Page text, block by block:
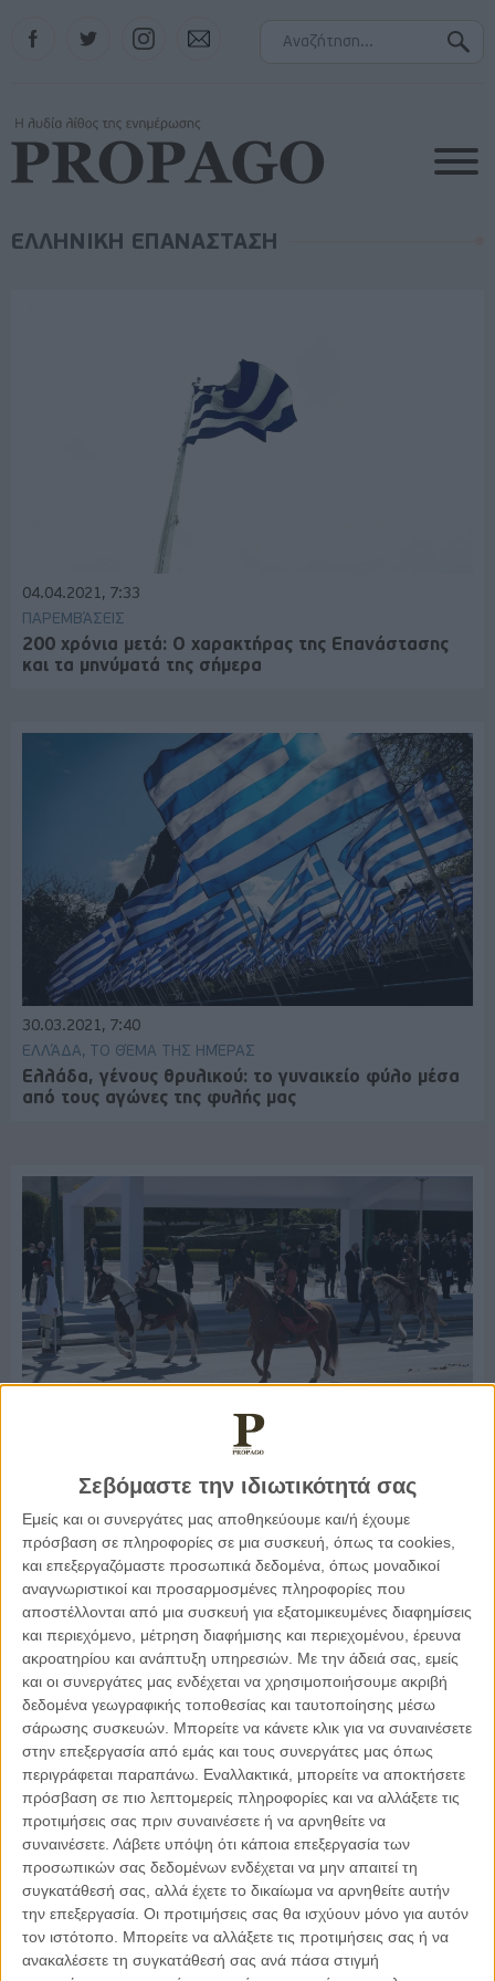
Σεβόμαστε την ιδιωτικότητά σας
Εμείς και οι συνεργάτες μας αποθηκεύουμε και/ή έχουμε
πρόσβαση σε πληροφορίες σε μια συσκευή, όπως τα cookies,
και επεξεργαζόμαστε προσωπικά δεδομένα, όπως μοναδικοί
αναγνωριστικοί και προσαρμοσμένες πληροφορίες που
αποστέλλονται από μια συσκευή για εξατομικευμένες διαφημίσεις
και περιεχόμενο, μέτρηση διαφήμισης και περιεχομένου, έρευνα
ακροατηρίου και ανάπτυξη υπηρεσιών. Με την άδειά σας, εμείς
και οι συνεργάτες μας ενδέχεται να χρησιμοποιήσουμε ακριβή
δεδομένα γεωγραφικής τοποθεσίας και ταυτοποίησης μέσω
σάρωσης συσκευών. Μπορείτε να κάνετε κλικ για να συναινέσετε
στην επεξεργασία από εμάς και τους συνεργάτες μας όπως
περιγράφεται παραπάνω. Εναλλακτικά, μπορείτε να αποκτήσετε
πρόσβαση σε πιο λεπτομερείς πληροφορίες και να αλλάξετε τις
προτιμήσεις σας πριν συναινέσετε ή να αρνηθείτε να
συναινέσετε. Λάβετε υπόψη ότι κάποια επεξεργασία των
προσωπικών σας δεδομένων ενδέχεται να μην απαιτεί τη
συγκατάθεσή σας, αλλά έχετε το δικαίωμα να αρνηθείτε αυτήν
την επεξεργασία. Οι προτιμήσεις σας θα ισχύουν μόνο για αυτόν
τον ιστότοπο. Μπορείτε να αλλάξετε τις προτιμήσεις σας ή να
ανακαλέσετε τη συγκατάθεσή σας ανά πάσα στιγμή
Instagram
ΕΛΛΗΝΙΚΗ ΕΠΑΝΑΣΤΑΣΗ
04.04.2021, 7:33
ΠΑΡΕΜΒΆΣΕΙΣ
200 χρόνια μετά: Ο χαρακτήρας της Επανάστασης
και τα μηνύματά της σήμερα
30.03.2021, 7:40
ΕΛΛΆΔΑ, ΤΟ ΘΈΜΑ ΤΗΣ ΗΜΈΡΑΣ
Ελλάδα, γένους θρυλικού: το γυναικείο φύλο μέσα
από τους αγώνες της φυλής μας
ΕΛΛΆΔΑ, ΠΟΛΙΤΙΚΉ, ΤΟ ΘΈΜΑ ΤΗΣ ΗΜΈΡΑΣ
200 χρόνια μετά
25.03.2021, 11:27
ΠΑΡΕΜΒΆΣΕΙΣ
Στα αυτιά μας αντηχεί το σύνθημα των Αρματωλών
και των Κλεφτών